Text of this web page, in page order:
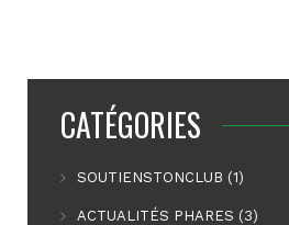
CATÉGORIES
SOUTIENSTONCLUB (1)
ACTUALITÉS PHARES (3)